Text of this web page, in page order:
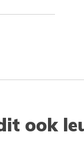
ook